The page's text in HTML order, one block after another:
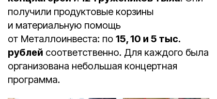
получили продуктовые корзины
и материальную помощь
от Металлоинвеста: по 15, 10 и 5 тыс.
рублей соответственно. Для каждого была
организована небольшая концертная
программа.